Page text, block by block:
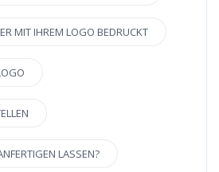
MIT IHREM LOGO BEDRUCKT
LASSEN?